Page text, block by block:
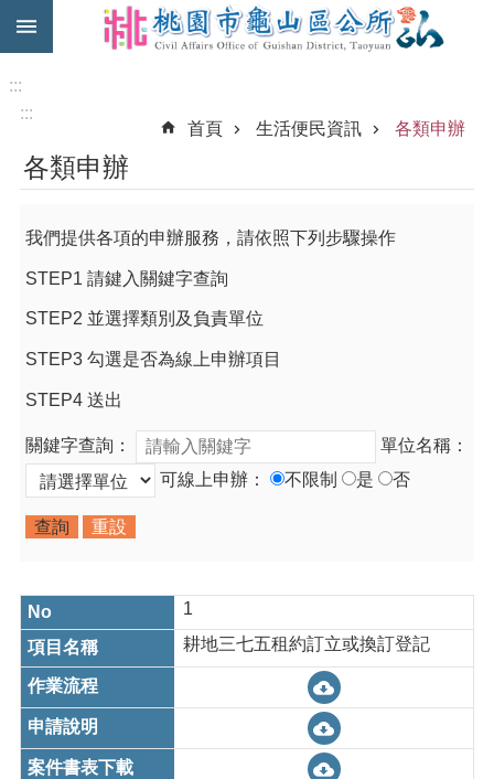
跳到主要內容區塊
市
民
階
搜
區
紹
訊
告
生
活
便
民
資
訊
:::
:::
首頁
生活便民資訊 各類申辦
各類申辦
我們提供各項的申辦服務，請依照下列步驟操作
STEP1 請鍵入關鍵字查詢
STEP2 並選擇類別及負責單位
STEP3 勾選是否為線上申辦項目
STEP4 送出
關鍵字查詢：
單位名稱：
可線上申辦：
不限制 是 否
1
耕地三七五租約訂立或換訂登記